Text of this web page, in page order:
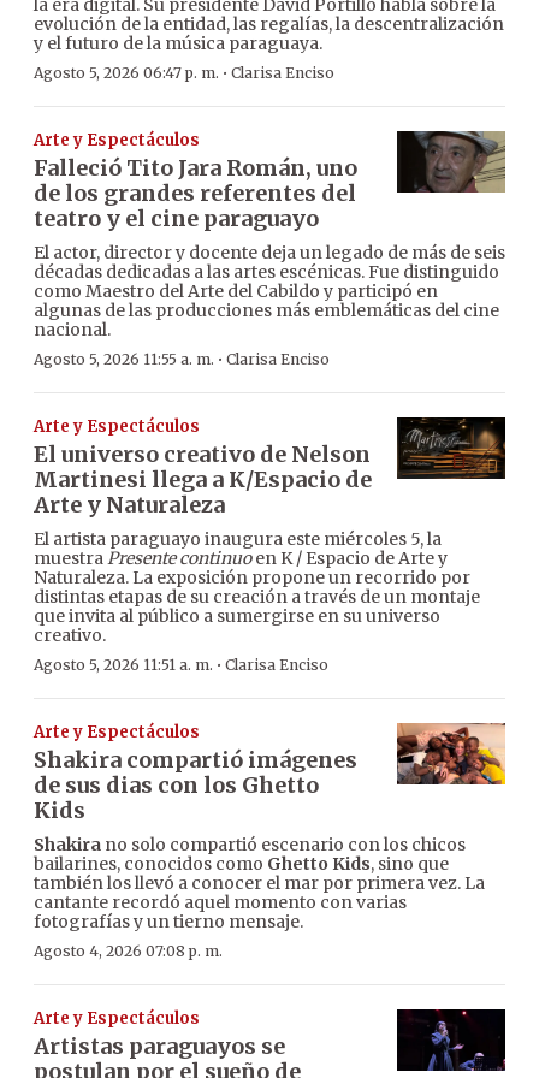
la era digital. Su presidente David Portillo habla sobre la
evolución de la entidad, las regalías, la descentralización
y el futuro de la música paraguaya.
Agosto 5, 2026 06:47 p. m. · Clarisa Enciso
Arte y Espectáculos
Falleció Tito Jara Román, uno
de los grandes referentes del
teatro y el cine paraguayo
El actor, director y docente deja un legado de más de seis
décadas dedicadas a las artes escénicas. Fue distinguido
como Maestro del Arte del Cabildo y participó en
algunas de las producciones más emblemáticas del cine
nacional.
Agosto 5, 2026 11:55 a. m. · Clarisa Enciso
Arte y Espectáculos
El universo creativo de Nelson
Martinesi llega a K/Espacio de
Arte y Naturaleza
El artista paraguayo inaugura este miércoles 5, la
muestraPresente continuoen K / Espacio de Arte y
Naturaleza. La exposición propone un recorrido por
distintas etapas de su creación a través de un montaje
que invita al público a sumergirse en su universo
creativo.
Agosto 5, 2026 11:51 a. m. · Clarisa Enciso
Arte y Espectáculos
Shakira compartió imágenes
de sus dias con los Ghetto
Kids
Shakira no solo compartió escenario con los chicos
bailarines, conocidos como Ghetto Kids, sino que
también los llevó a conocer el mar por primera vez. La
cantante recordó aquel momento con varias
fotografías y un tierno mensaje.
Agosto 4, 2026 07:08 p. m.
Arte y Espectáculos
Artistas paraguayos se
postulan por el sueño de